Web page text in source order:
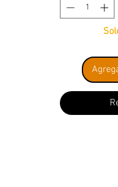
LIMA HL4674: DB pack de
LIMA HL4677: DB pack